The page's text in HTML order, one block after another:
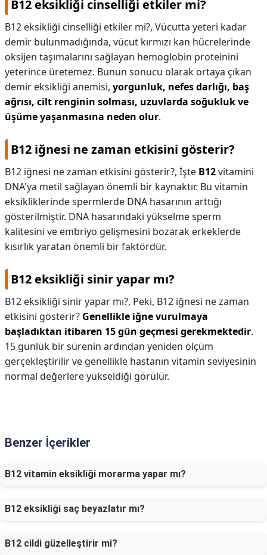
B12 eksikliği cinselliği etkiler mi?
B12 eksikliği cinselliği etkiler mi?, Vücutta yeteri kadar
demir bulunmadığında, vücut kırmızı kan hücrelerinde
oksijen taşımalarını sağlayan hemoglobin proteinini
yeterince üretemez. Bunun sonucu olarak ortaya çıkan
demir eksikliği anemisi, yorgunluk, nefes darlığı, baş
ağrısı, cilt renginin solması, uzuvlarda soğukluk ve
üşüme yaşanmasına neden olur.
B12 iğnesi ne zaman etkisini gösterir?
B12 iğnesi ne zaman etkisini gösterir?, İşte B12vitamini
DNA'ya metil sağlayan önemli bir kaynaktır. Bu vitamin
eksikliklerinde spermlerde DNA hasarının arttığı
gösterilmiştir. DNA hasarındaki yükselme sperm
kalitesini ve embriyo gelişmesini bozarak erkeklerde
kısırlık yaratan önemli bir faktördür.
B12 eksikliği sinir yapar mı?
B12 eksikliği sinir yapar mı?, Peki, B12 iğnesi ne zaman
etkisini gösterir? Genellikle iğne vurulmaya
başladıktan itibaren 15 gün geçmesi gerekmektedir.
15 günlük bir sürenin ardından yeniden ölçüm
gerçekleştirilir ve genellikle hastanın vitamin seviyesinin
normal değerlere yükseldiği görülür.
Benzer İçerikler
B12 vitamin eksikliği morarma yapar mı?
B12 eksikliği saç beyazlatır mı?
B12 cildi güzelleştirir mi?